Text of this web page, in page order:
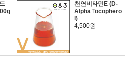
천연비타민E (D-
Alpha Tocophero
l)
4,500원